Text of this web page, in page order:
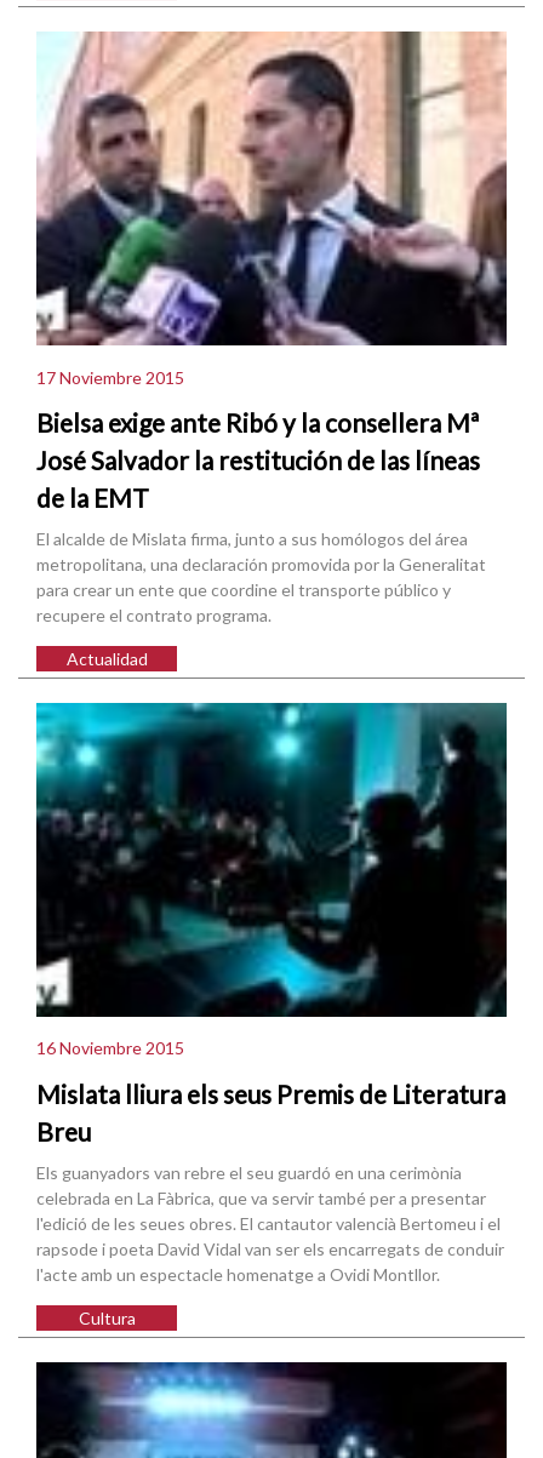
17 Noviembre 2015
Bielsa exige ante Ribó y la consellera Mª
José Salvador la restitución de las líneas
de la EMT
El alcalde de Mislata firma, junto a sus homólogos del área
metropolitana, una declaración promovida por la Generalitat
para crear un ente que coordine el transporte público y
recupere el contrato programa.
Actualidad
16 Noviembre 2015
Mislata lliura els seus Premis de Literatura
Breu
Els guanyadors van rebre el seu guardó en una cerimònia
celebrada en La Fàbrica, que va servir també per a presentar
l'edició de les seues obres. El cantautor valencià Bertomeu i el
rapsode i poeta David Vidal van ser els encarregats de conduir
l'acte amb un espectacle homenatge a Ovidi Montllor.
Cultura